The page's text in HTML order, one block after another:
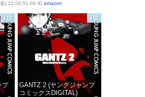
) 11:04:51.04 ID:amazon
1位
プ
2位
GANTZ 2 (ヤングジャンプ
コミックスDIGITAL)